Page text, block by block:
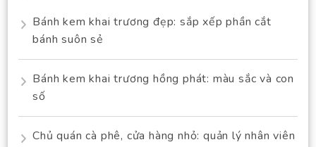
Bánh kem khai trương đẹp: sắp xếp phần cắt
bánh suôn sẻ
Bánh kem khai trương hồng phát: màu sắc và con
số
Chủ quán cà phê, cửa hàng nhỏ: quản lý nhân viên